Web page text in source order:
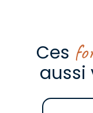
Ces
aussi